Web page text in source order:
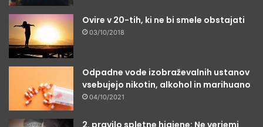
Ovire v 20-tih, ki ne bi smele obstajati
03/10/2018
Odpadne vode izobraževalnih ustanov
vsebujejo nikotin, alkohol in marihuano
04/10/2021
2. pravilo spletne higiene: Ne verjemi